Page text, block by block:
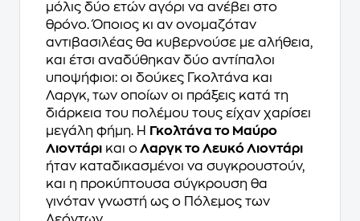
μόλις δύο ετών αγόρι να ανέβει στο
θρόνο. Όποιος κι αν ονομαζόταν
αντιβασιλέας θα κυβερνούσε με αλήθεια,
και έτσι αναδύθηκαν δύο αντίπαλοι
υποψήφιοι: οι δούκες Γκολτάνα και
Λαργκ, των οποίων οι πράξεις κατά τη
διάρκεια του πολέμου τους είχαν χαρίσει
μεγάλη φήμη. Η
Γκολτάνα το Μαύρο
Λιοντάρι και οΛαργκ το Λευκό Λιοντάρι
ήταν καταδικασμένοι να συγκρουστούν,
και η προκύπτουσα σύγκρουση θα
γινόταν γνωστή ως ο Πόλεμος των